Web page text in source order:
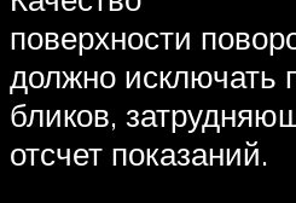
поверхности
должно исключать
бликов,
отсчет показаний.